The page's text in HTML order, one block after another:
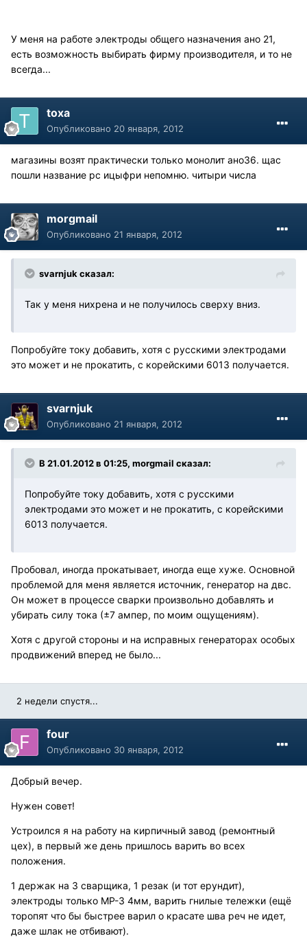
У меня на работе электроды общего назначения ано 21,
есть возможность выбирать фирму производителя, и то не
всегда...
toxa
Опубликовано 20 января, 2012
магазины возят практически только монолит ано36. щас
пошли название рс ицыфри непомню. читыри числа
morgmail
Опубликовано 21 января, 2012
svarnjuk сказал:
Так у меня нихрена и не получилось сверху вниз.
Попробуйте току добавить, хотя с русскими электродами
это может и не прокатить, с корейскими 6013 получается.
svarnjuk
Опубликовано 21 января, 2012
В 21.01.2012 в 01:25, morgmail сказал:
Попробуйте току добавить, хотя с русскими
электродами это может и не прокатить, с корейскими
6013 получается.
Пробовал, иногда прокатывает, иногда еще хуже. Основной
проблемой для меня является источник, генератор на двс.
Он может в процессе сварки произвольно добавлять и
убирать силу тока (±7 ампер, по моим ощущениям).
Хотя с другой стороны и на исправных генераторах особых
продвижений вперед не было...
2 недели спустя...
four
Опубликовано 30 января, 2012
Добрый вечер.
Нужен совет!
Устроился я на работу на кирпичный завод (ремонтный
цех), в первый же день пришлось варить во всех
положения.
1 держак на 3 сварщика, 1 резак (и тот ерундит),
электроды только МР-3 4мм, варить гнилые тележки (ещё
торопят что бы быстрее варил о красате шва реч не идет,
даже шлак не отбивают).